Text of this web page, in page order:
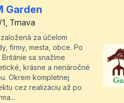
Garden
Trnava
za účelom
firmy, mesta, obce. Po
sa snažíme
krásne a nenáročné
Okrem kompletnej
cez realizáciu až po